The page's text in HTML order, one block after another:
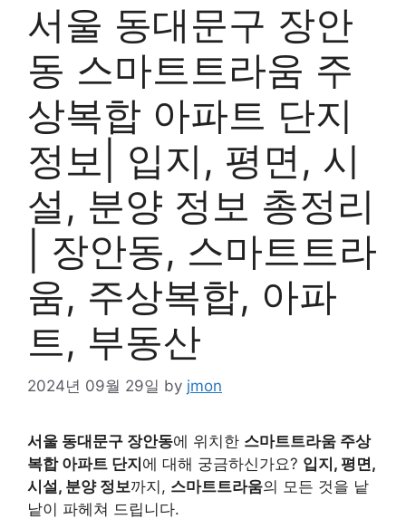
서울 동대문구 장안
동 스마트트라움 주
상복합 아파트 단지
정보| 입지, 평면, 시
설, 분양 정보 총정리
| 장안동, 스마트트라
움, 주상복합, 아파
트, 부동산
2024년 09월 29일 by jmon
서울 동대문구 장안동에 위치한 스마트트라움 주상
복합 아파트 단지에 대해 궁금하신가요? 입지, 평면,
시설, 분양 정보까지, 스마트트라움의 모든 것을 낱
낱이 파헤쳐 드립니다.